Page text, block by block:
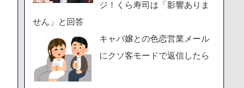
ジ！くら寿司は「影響ありま
せん」と回答
キャバ嬢との色恋営業メール
にクソ客モードで返信したら